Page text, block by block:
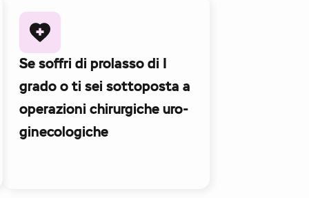
Se soffri di prolasso di I
grado o ti sei sottoposta a
operazioni chirurgiche uro-
ginecologiche